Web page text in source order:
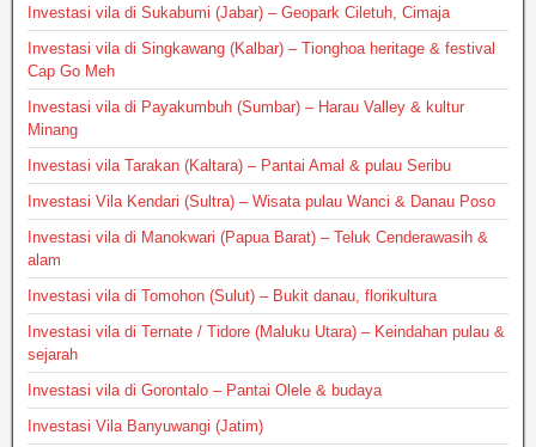
Investasi vila di Sukabumi (Jabar) – Geopark Ciletuh, Cimaja
Investasi vila di Singkawang (Kalbar) – Tionghoa heritage & festival
Cap Go Meh
Investasi vila di Payakumbuh (Sumbar) – Harau Valley & kultur
Minang
Investasi vila Tarakan (Kaltara) – Pantai Amal & pulau Seribu
Investasi Vila Kendari (Sultra) – Wisata pulau Wanci & Danau Poso
Investasi vila di Manokwari (Papua Barat) – Teluk Cenderawasih &
alam
Investasi vila di Tomohon (Sulut) – Bukit danau, florikultura
Investasi vila di Ternate / Tidore (Maluku Utara) – Keindahan pulau &
sejarah
Investasi vila di Gorontalo – Pantai Olele & budaya
Investasi Vila Banyuwangi (Jatim)